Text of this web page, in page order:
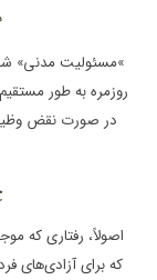
«مسئولیت مدنی»
روزمره به طور
در صورت نقض
اصولاً، رفتاری که
که برای آزادی‌های